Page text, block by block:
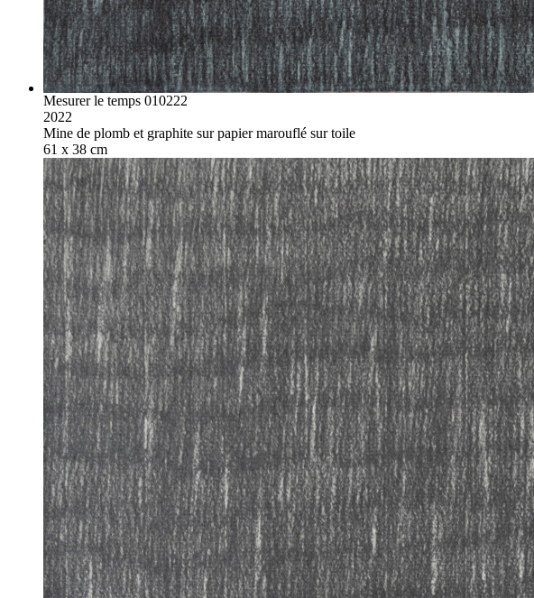
Mesurer le temps 010222
2022
Mine de plomb et graphite sur papier marouflé sur toile
61 x 38 cm